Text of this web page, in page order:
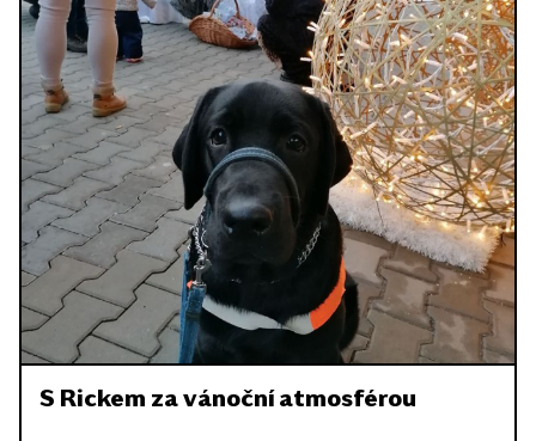
S Rickem za vánoční atmosférou